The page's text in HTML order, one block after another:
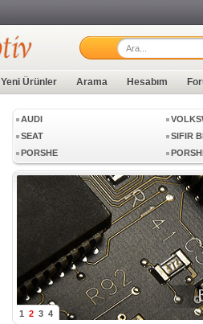
Yeni Ürünler Arama Hesabım
AUDI
SEAT
SIFIR
PORSHE
LAMBORGHINI
SIFIR
PORSHE
1 2 3 4